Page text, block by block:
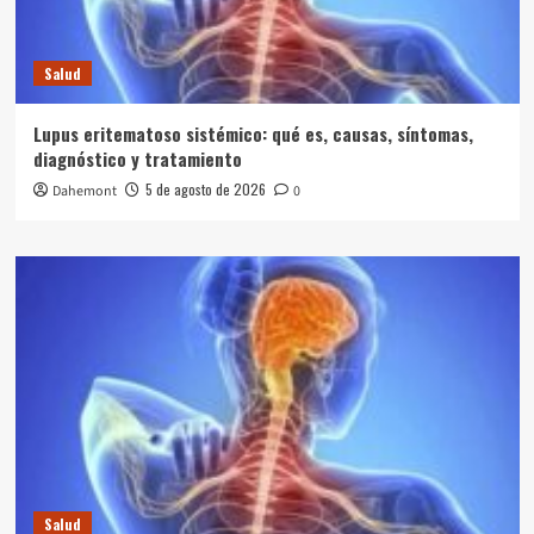
Salud
Lupus eritematoso sistémico: qué es, causas, síntomas,
diagnóstico y tratamiento
Dahemont 5 de agosto de 2026 0
Salud